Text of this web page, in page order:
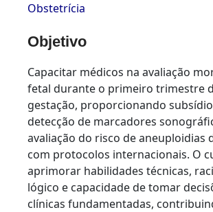
Obstetrícia
Objetivo
Capacitar médicos na avaliação
fetal durante o primeiro trimestre
gestação, proporcionando
detecção de marcadores
avaliação do risco de aneuploidias
com protocolos internacionais. O
aprimorar habilidades técnicas,
lógico e capacidade de tomar
clínicas fundamentadas,